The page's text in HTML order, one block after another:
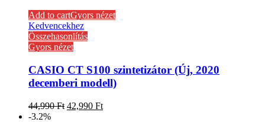
Add to cartGyors nézet
Kedvencekhez
Összehasonlítás
Gyors nézet
CASIO CT S100 szintetizátor (Új, 2020
decemberi modell)
44,990Ft 42,990 Ft
-3.2%